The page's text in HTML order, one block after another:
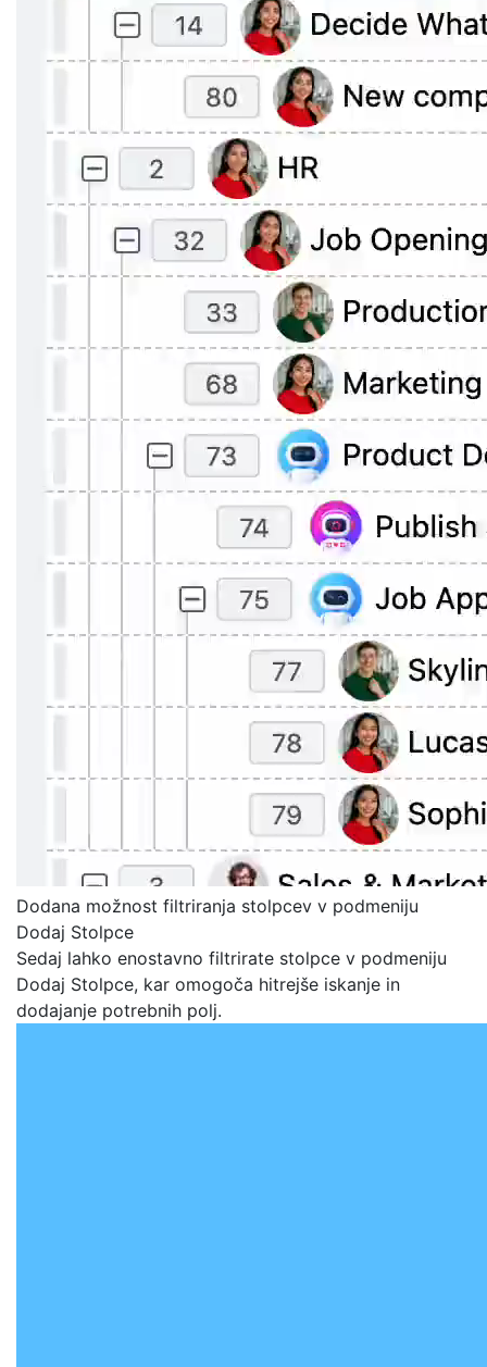
Dodana možnost filtriranja stolpcev v podmeniju
Dodaj Stolpce
Sedaj lahko enostavno filtrirate stolpce v podmeniju
Dodaj Stolpce, kar omogoča hitrejše iskanje in
dodajanje potrebnih polj.